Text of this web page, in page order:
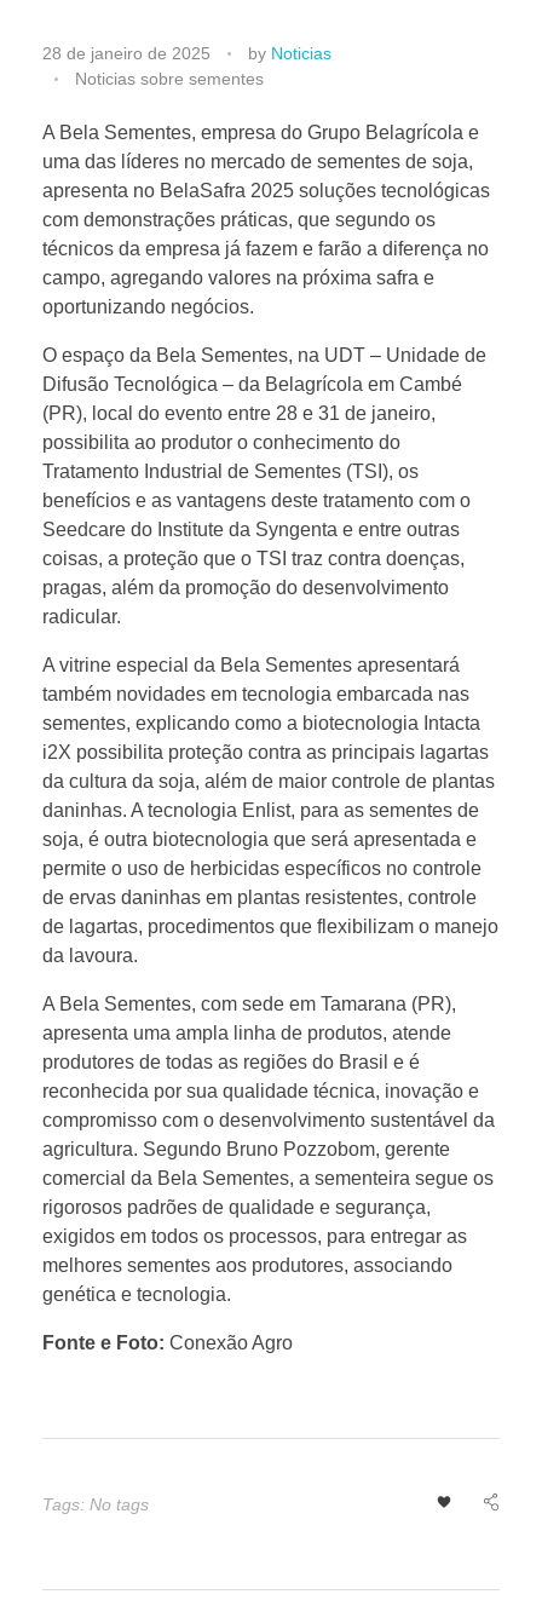
B
e
l
a
S
e
m
e
n
t
e
s
n
o
B
e
l
a
S
a
r
a
2
28 de janeiro de 2025 by Noticias
Noticias sobre sementes
A Bela Sementes, empresa do Grupo Belagrícola e
uma das líderes no mercado de sementes de soja,
apresenta no BelaSafra 2025 soluções tecnológicas
com demonstrações práticas, que segundo os
técnicos da empresa já fazem e farão a diferença no
campo, agregando valores na próxima safra e
oportunizando negócios.
O espaço da Bela Sementes, na UDT – Unidade de
Difusão Tecnológica – da Belagrícola em Cambé
(PR), local do evento entre 28 e 31 de janeiro,
possibilita ao produtor o conhecimento do
Tratamento Industrial de Sementes (TSI), os
benefícios e as vantagens deste tratamento com o
Seedcare do Institute da Syngenta e entre outras
coisas, a proteção que o TSI traz contra doenças,
pragas, além da promoção do desenvolvimento
radicular.
A vitrine especial da Bela Sementes apresentará
também novidades em tecnologia embarcada nas
sementes, explicando como a biotecnologia Intacta
i2X possibilita proteção contra as principais lagartas
da cultura da soja, além de maior controle de plantas
daninhas. A tecnologia Enlist, para as sementes de
soja, é outra biotecnologia que será apresentada e
permite o uso de herbicidas específicos no controle
de ervas daninhas em plantas resistentes, controle
de lagartas, procedimentos que flexibilizam o manejo
da lavoura.
A Bela Sementes, com sede em Tamarana (PR),
apresenta uma ampla linha de produtos, atende
produtores de todas as regiões do Brasil e é
reconhecida por sua qualidade técnica, inovação e
compromisso com o desenvolvimento sustentável da
agricultura. Segundo Bruno Pozzobom, gerente
comercial da Bela Sementes, a sementeira segue os
rigorosos padrões de qualidade e segurança,
exigidos em todos os processos, para entregar as
melhores sementes aos produtores, associando
genética e tecnologia.
Fonte e Foto: Conexão Agro
Tags: No tags